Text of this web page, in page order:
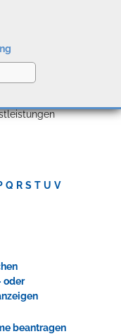
Q R S T U V
oder
beantragen